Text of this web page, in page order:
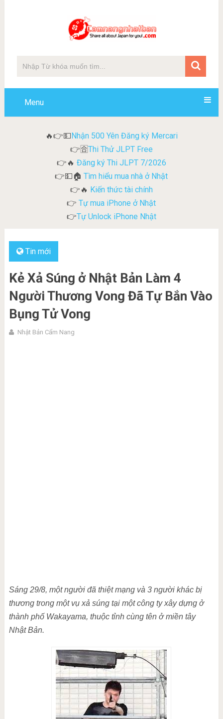
Menu
🔥👉💵Nhận 500 Yên Đăng ký Mercari
👉🈴Thi Thử JLPT Free
👉🔥 Đăng ký Thi JLPT 7/2026
👉💵🏠Tìm hiểu mua nhà ở Nhật
👉🔥 Kiến thức tài chính
👉 Tự mua iPhone ở Nhật
👉Tự Unlock iPhone Nhật
Tin mới
Kẻ Xả Súng ở Nhật Bản Làm 4
Người Thương Vong Đã Tự Bắn Vào
Bụng Tử Vong
Nhật Bản Cẩm Nang
Sáng 29/8, một người đã thiệt mạng và 3 người khác bị
thương trong một vụ xả súng tại một công ty xây dựng ở
thành phố Wakayama, thuộc tỉnh cùng tên ở miền tây
Nhật Bản.